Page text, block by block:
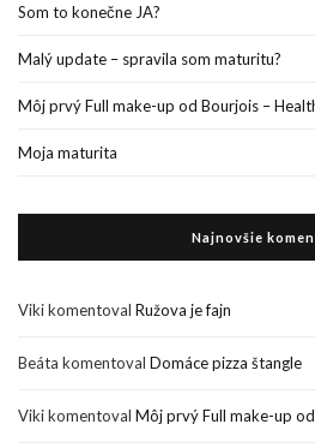
Som to konečne JA?
Malý update – spravila som maturitu?
Môj prvý Full make-up od Bourjois –
Moja maturita
Najnovšie
Vikikomentoval Ružova je fajn
Beáta komentoval Domáce pizza štangle
Vikikomentoval Môj prvý Full make-up